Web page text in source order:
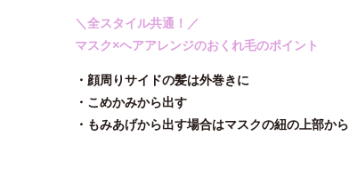
＼全スタイル共通！／
マスク×ヘアアレンジのおくれ毛のポイント
・顔周りサイドの髪は外巻きに
・こめかみから出す
・もみあげから出す場合はマスクの紐の上部から